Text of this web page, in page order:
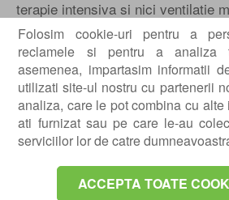
Folosim cookie-uri pentru a
reclamele si pentru a analiza
asemenea, impartasim informatii
utilizati site-ul nostru cu partenerii
analiza, care le pot combina cu
ati furnizat sau pe care le-au
serviciilor lor de catre
ACCEPTA TOATE
terapie intensiva si nici ventilatie
raportat sechele pe termen lung,
tratament, prin comparatie cu
care 60% au necesitat internare
intensiva, pentru ventilatie
acestia au prezentat mortalitate
termen lung [1]. Prin urmare s-a
utilizarea PBMT reprezinta un
de siguranta si eficienta privind
clinice la pacientii cu pneumonie